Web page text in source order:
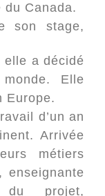
du Canada.
son stage,
elle a décidé
Elle
Europe.
d’un an
Arrivée
métiers
enseignante
du projet,